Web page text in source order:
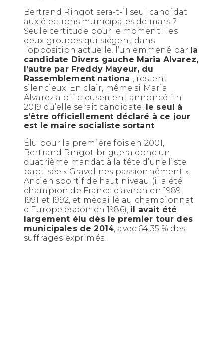
Bertrand Ringot sera-t-il seul candidat
aux élections municipales de mars ?
Seule certitude pour le moment : les
deux groupes qui siègent dans
l’opposition actuelle, l’un emmené par la
candidate Divers gauche Maria Alvarez,
l’autre par Freddy Mayeur, du
Rassemblement nationa l, restent
silencieux. En clair, même si Maria
Alvarez a officieusement annoncé fin
2019 qu’elle serait candidate, le seul à
s’être officiellement déclaré à ce jour
est le maire socialiste sortant.
Élu pour la première fois en 2001,
Bertrand Ringot briguera donc un
quatrième mandat à la tête d’une liste
baptisée « Gravelines passionnément ».
Ancien sportif de haut niveau (il a été
champion de France d’aviron en 1989,
1991 et 1992, et médaillé au championnat
d’Europe espoir en 1986), il avait été
largement élu dès le premier tour des
municipales de 2014 , avec 64,35 % des
suffrages exprimés.